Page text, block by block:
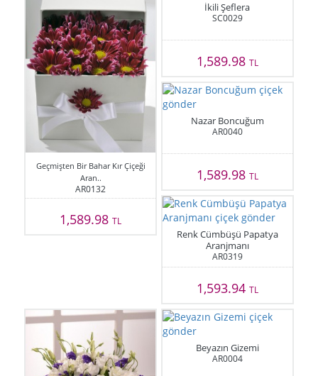
Geçmişten Bir Bahar Kır Çiçeği
Aran..
AR0132
1,589.98TL
İkili Şeflera
SC0029
1,589.98 TL
Nazar Boncuğum
AR0040
1,589.98 TL
Renk Cümbüşü Papatya
Aranjmanı
AR0319
1,593.94 TL
Beyazın Gizemi
AR0004